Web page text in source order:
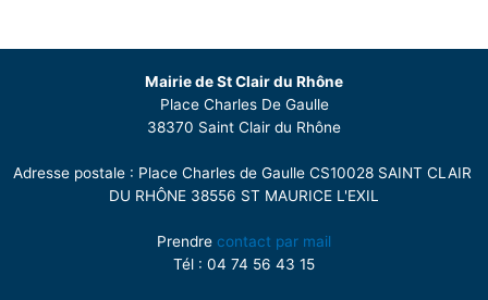
Mairie de St Clair du Rhône
Place Charles De Gaulle
38370 Saint Clair du Rhône
Adresse postale : Place Charles de Gaulle CS10028 SAINT CLAIR
DU RHÔNE 38556 ST MAURICE L'EXIL
Prendre contact par mail
Tél : 04 74 56 43 15